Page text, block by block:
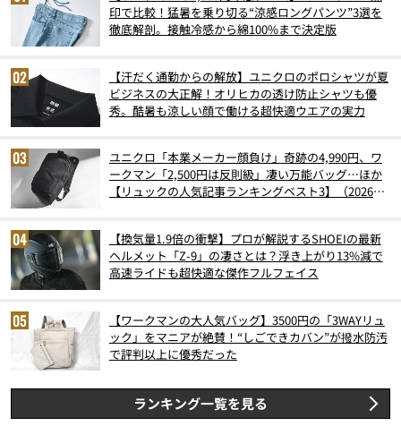
印で比較！猛暑を乗り切る“涼感ロングパンツ”3選を
徹底解剖。接触冷感から綿100%まで決定版
【汗だく通勤からの解放】ユニクロのポロシャツが夏
ビジネスの大正解！オリヒカの透け防止シャツも優
秀。酷暑も涼しい顔で働ける超快適ウエアの実力
ユニクロ「本業メーカー顔負け」奇跡の4,990円、ワ
ークマン「2,500円は反則級」凄い万能バッグ…ほか
【リュックの人気記事ランキングベスト3】（2026年
【換気量1.9倍の衝撃】プロが解説するSHOEIの最新
ヘルメット「Z-9」の凄さとは？浮き上がり13%減で
高速ライドも超快適な傑作フルフェイス
【ワークマンの大人気バッグ】3500円の「3WAYリュ
ック」をマニアが絶賛！“しごできカバン”が撥水防汚
で評判以上に優秀だった
ランキング一覧を見る